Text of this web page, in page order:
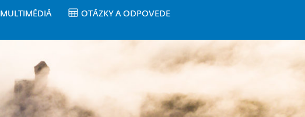
MULTIMÉDIÁ
OTÁZKY A ODPOVEDE